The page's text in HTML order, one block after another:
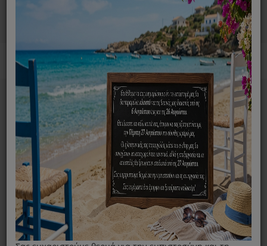
Ανταλλακτικά ηλεκτρικών συσκευών MENU
Home
Μίξερ Κουζινομηχανές
Αναδευτήρες Μίξερ
Αναδευτήρας Κ Kitchenaid 5K7SFB